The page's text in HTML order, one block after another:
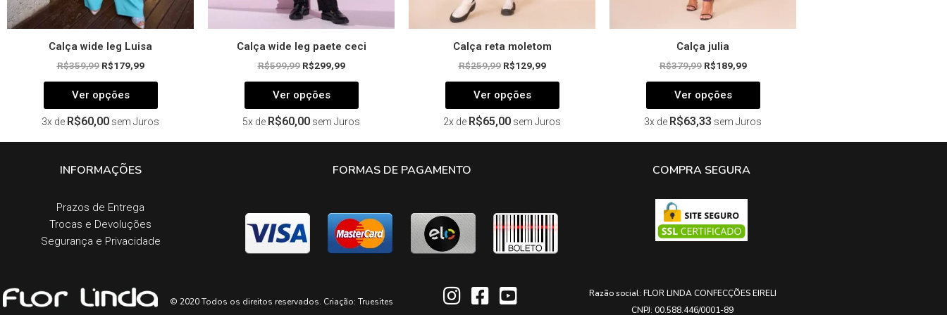
Calça wide leg Luisa
R$359,99 R$179,99
Ver opções
produto
3x de R$60,00 sem Juros
Calça wide leg paete ceci
R$599,99 R$299,99
Ver opções
5x de R$60,00 sem Juros
Calça reta moletom
R$259,99 R$129,99
Ver opções
2x de R$65,00 sem Juros
Calça julia
R$379,99 R$189,99
Ver opções
3x de R$63,33 sem Juros
INFORMAÇÕES
Prazos de Entrega​
Trocas e Devoluções​
Segurança e Privacidade
FORMAS DE PAGAMENTO COMPRA SEGURA
© 2020 Todos os direitos reservados. Criação: Truesites
Razão social: FLOR LINDA CONFECÇÕES EIRELI
CNPJ: 00.588.446/0001-89